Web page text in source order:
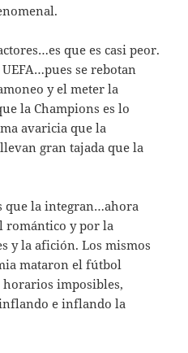
que es casi peor.
se rebotan
y el meter la
la Champions es lo
avaricia que la
gran tajada que la
que la integran…ahora
romántico y por la
y la afición. Los mismos
mataron el fútbol
horarios imposibles,
e inflando la